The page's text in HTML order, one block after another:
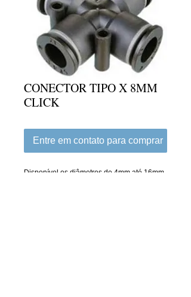
CONECTOR TIPO X 8MM
CLICK
Entre em contato para comprar
Disponível os diâmetros de 4mm até 16mm